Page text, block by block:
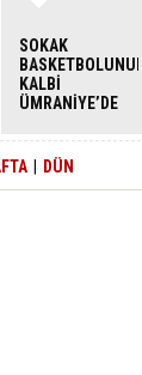
SOKAK
BASKETBOLUNUN
KALBİ
ÜMRANİYE’DE
DÜN